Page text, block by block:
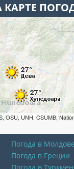
КАРТЕ
UNH, CSUMB,
Погода в Молдове
Погода в Греции